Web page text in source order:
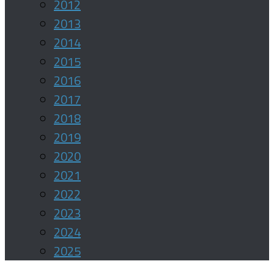
2012
2013
2014
2015
2016
2017
2018
2019
2020
2021
2022
2023
2024
2025